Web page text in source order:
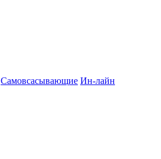
Самовсасывающие Ин-лайн